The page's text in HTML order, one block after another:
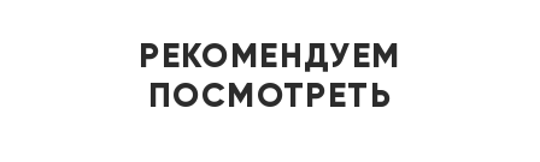
РЕКОМЕНДУЕМ
ПОСМОТРЕТЬ